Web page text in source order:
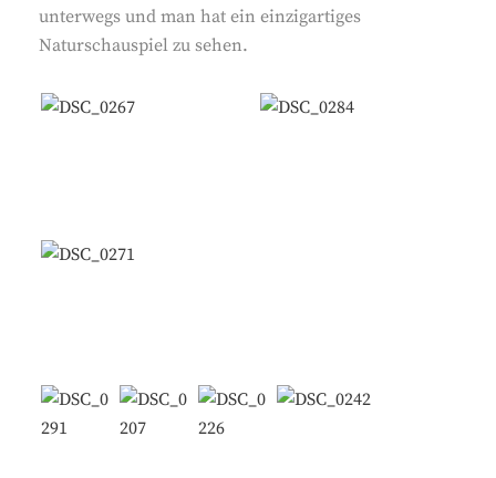
unterwegs und man hat ein einzigartiges
Naturschauspiel zu sehen.